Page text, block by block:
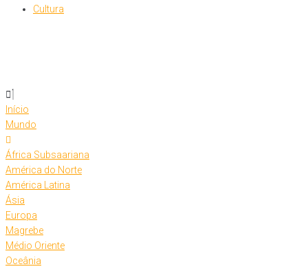
Cultura
Início
Mundo
África Subsaariana
América do Norte
América Latina
Ásia
Europa
Magrebe
Médio Oriente
Oceânia